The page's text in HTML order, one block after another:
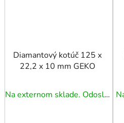
Diamantový kotúč 125 x
22,2 x 10 mm GEKO
Na externom sklade. Odoslanie 3 - 5 prac. dní.